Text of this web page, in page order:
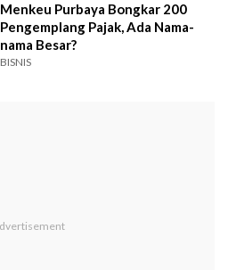
Menkeu Purbaya Bongkar 200
Pengemplang Pajak, Ada Nama-
nama Besar?
BISNIS